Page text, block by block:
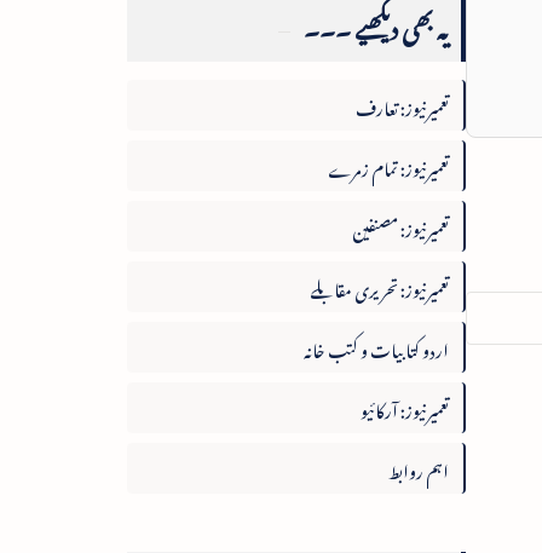
یہ بھی دیکھیے ۔۔۔
تعمیرنیوز: تعارف
تعمیرنیوز: تمام زمرے
تعمیرنیوز: مصنفین
تعمیرنیوز: تحریری مقابلے
اردو کتابیات و کتب خانہ
تعمیرنیوز: آرکائیو
اہم روابط